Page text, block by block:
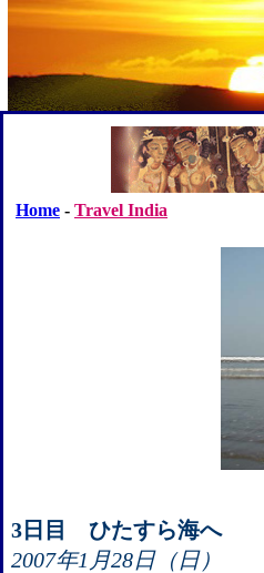
Home - Travel India
3日目 ひたすら海へ
2007年1月28日（日）